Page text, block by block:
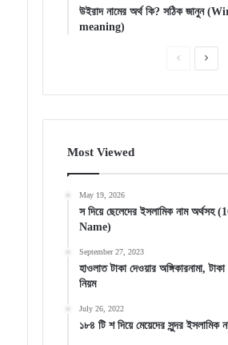
উইরাদ নামের অর্থ কি? সঠিক জানুন
meaning)
PreviousNext
Most Viewed
May 19, 2026
স দিয়ে ছেলেদের ইসলামিক নাম
Name)
September 27, 2023
হাওলাত টাকা দেওয়ার অঙ্গিকারনামা,
নিয়ম
July 26, 2022
১৮৪ টি শ দিয়ে মেয়েদের সুন্দর ইসলামিক